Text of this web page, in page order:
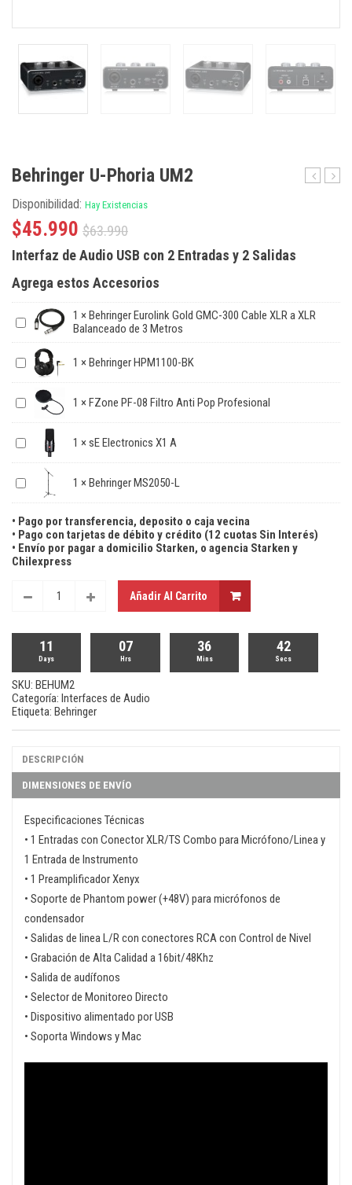
Behringer U-Phoria UM2
Disponibilidad: Hay Existencias
$63.990
$45.990
Interfaz de Audio USB con 2 Entradas y 2 Salidas
Agrega estos Accesorios
1 × Behringer Eurolink Gold GMC-300 Cable XLR a XLR
Balanceado de 3 Metros
1 × Behringer HPM1100-BK
1 × FZone PF-08 Filtro Anti Pop Profesional
1 × sE Electronics X1 A
1 × Behringer MS2050-L
• Pago por transferencia, deposito o caja vecina
• Pago con tarjetas de débito y crédito (12 cuotas Sin Interés)
• Envío por pagar a domicilio Starken, o agencia Starken y
Chilexpress
Añadir Al Carrito
11
Days
07
Hrs
36
Mins
42
Secs
SKU: BEHUM2
Categoría: Interfaces de Audio
Etiqueta: Behringer
DESCRIPCIÓN
DIMENSIONES DE ENVÍO
Especificaciones Técnicas
• 1 Entradas con Conector XLR/TS Combo para Micrófono/Linea y
1 Entrada de Instrumento
• 1 Preamplificador Xenyx
• Soporte de Phantom power (+48V) para micrófonos de
condensador
• Salidas de linea L/R con conectores RCA con Control de Nivel
• Grabación de Alta Calidad a 16bit/48Khz
• Salida de audífonos
• Selector de Monitoreo Directo
• Dispositivo alimentado por USB
• Soporta Windows y Mac